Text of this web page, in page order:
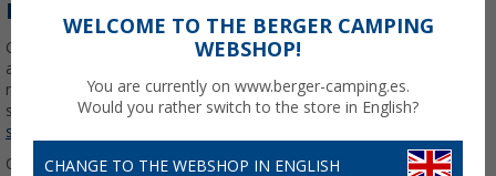
HORNILLOS Y FOGONES ELÉCTRICOS
Cuando te embarcas en una aventura al aire libre, uno de los
aspectos más importantes es cómo preparar tus comidas de
manera eficiente y segura. Los fogones eléctricos para camping
son la solución ideal para cocinar sin la necesidad deLeer más
sobre
Ordenar:
WELCOME TO THE BERGER CAMPING
WEBSHOP!
You are currently on www.berger-camping.es.
Would you rather switch to the store in English?
CHANGE TO THE WEBSHOP IN ENGLISH